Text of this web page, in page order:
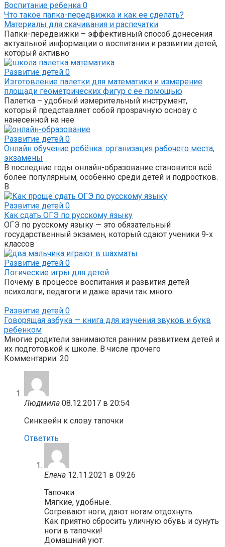
Воспитание ребенка 0
Что такое папка-передвижка и как ее сделать?
Материалы для скачивания и распечатки
Папки-передвижки – эффективный способ донесения
актуальной информации о воспитании и развитии детей,
который активно
Развитие детей 0
Изготовление палетки для математики и измерение
площади геометрических фигур с ее помощью
Палетка – удобный измерительный инструмент,
который представляет собой прозрачную основу с
нанесенной на нее
Развитие детей 0
Онлайн обучение ребёнка: организация рабочего места,
экзамены
В последние годы онлайн-образование становится всё
более популярным, особенно среди детей и подростков.
В
Развитие детей 0
Как сдать ОГЭ по русскому языку
ОГЭ по русскому языку — это обязательный
государственный экзамен, который сдают ученики 9-х
классов
Развитие детей 0
Логические игры для детей
Почему в процессе воспитания и развития детей
психологи, педагоги и даже врачи так много
Развитие детей 0
Говорящая азбука — книга для изучения звуков и букв
ребенком
Многие родители занимаются ранним развитием детей и
их подготовкой к школе. В числе прочего
Комментарии: 20
Людмила 08.12.2017 в 20:54
Синквейн к слову тапочки
Ответить
Елена 12.11.2021 в 09:26
Тапочки.
Мягкие, удобные.
Согревают ноги, дают ногам отдохнуть.
Как приятно сбросить уличную обувь и сунуть
ноги в тапочки!
Домашний уют.